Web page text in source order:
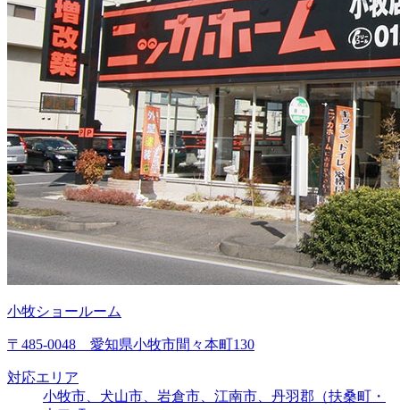
小牧ショールーム
〒485-0048 愛知県小牧市間々本町130
対応エリア
小牧市、犬山市、岩倉市、江南市、丹羽郡（扶桑町・